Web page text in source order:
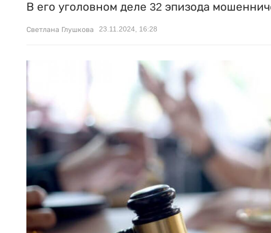
В его уголовном деле 32 эпизода
Светлана Глушкова 23.11.2024, 16:28